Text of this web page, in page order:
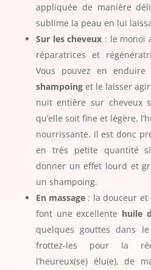
appliquée de manière
sublime la peau en lui
Sur les cheveux : le monoï
réparatrices et
Vous pouvez en enduire
shampoinget le laisser
nuit entière sur cheveux
qu’elle soit fine et légère,
nourrissante. Il est donc
en très petite quantité
donner un effet lourd et
un shampoing.
En massage : la douceur
font une excellente huile
quelques gouttes dans
frottez-les pour la
l’heureux(se) élu(e), de